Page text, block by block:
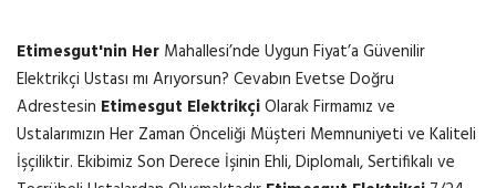
Etimesgut'nin Her Mahallesi’nde Uygun Fiyat’a Güvenilir
Elektrikçi Ustası mı Arıyorsun? Cevabın Evetse Doğru
Adrestesin Etimesgut ElektrikçiOlarak Firmamız ve
Ustalarımızın Her Zaman Önceliği Müşteri Memnuniyeti ve Kaliteli
İşçiliktir. Ekibimiz Son Derece İşinin Ehli, Diplomalı, Sertifikalı ve